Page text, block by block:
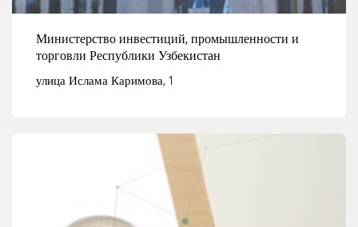
Министерство инвестиций, промышленности и
торговли Республики Узбекистан
улица Ислама Каримова, 1
Смотреть детали